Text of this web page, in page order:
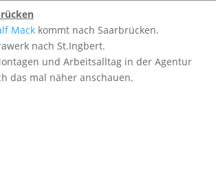
Mack kommt nach Saarbrücken.
nach St.Ingbert.
und Arbeitsalltag in der Agentur
das mal näher anschauen.